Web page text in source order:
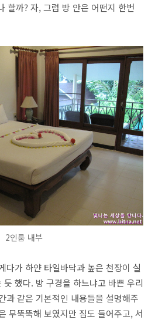
할까? 자, 그럼 방 안은 어떤지 한번
2인룸 내부
다가 하얀 타일바닥과 높은 천장이 실
했다. 방 구경을 하느냐고 바쁜 우리
과 같은 기본적인 내용들을 설명해주
무뚝뚝해 보였지만 짐도 들어주고, 서